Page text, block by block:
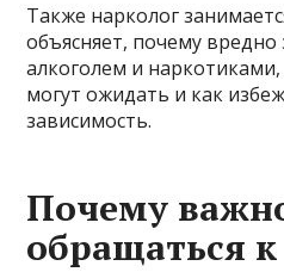
Также нарколог
объясняет, почему вредно
алкоголем и наркотиками,
могут ожидать и как
зависимость.
Почему
обращаться